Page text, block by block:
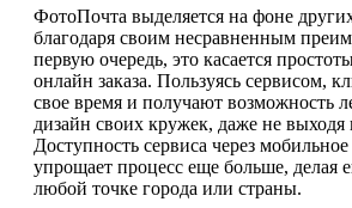
ФотоПочта выделяется на фоне
благодаря своим несравненным
первую очередь, это касается
онлайн заказа. Пользуясь сервисом,
свое время и получают возможность
дизайн своих кружек, даже не выходя
Доступность сервиса через
упрощает процесс еще больше, делая
любой точке города или страны.